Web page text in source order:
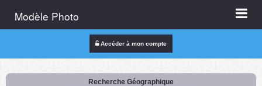
Modèle Photo
Accéder à mon compte
Recherche Géographique